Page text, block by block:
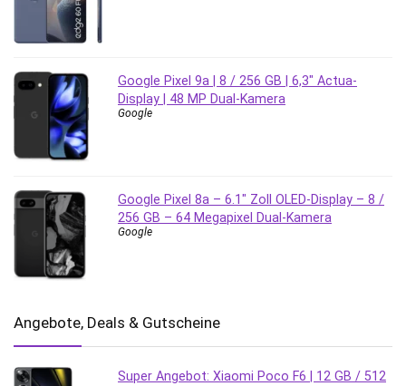
Google Pixel 9a | 8 / 256 GB | 6,3″ Actua-
Display | 48 MP Dual-Kamera
Google
Google Pixel 8a – 6.1″ Zoll OLED-Display – 8 /
256 GB – 64 Megapixel Dual-Kamera
Google
Angebote, Deals & Gutscheine
Super Angebot: Xiaomi Poco F6 | 12 GB / 512